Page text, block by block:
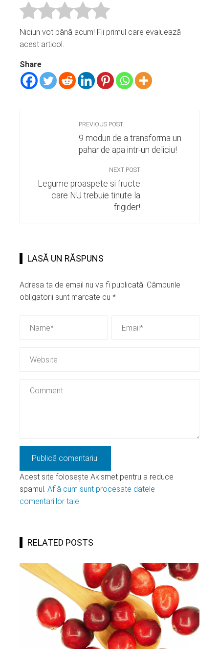
Niciun vot până acum! Fii primul care evaluează
acest articol.
Share
PREVIOUS POST
9 moduri de a transforma un
pahar de apa intr-un deliciu!
NEXT POST
Legume proaspete si fructe
care NU trebuie tinute la
frigider!
LASĂ UN RĂSPUNS
Adresa ta de email nu va fi publicată. Câmpurile
obligatorii sunt marcate cu *
Acest site folosește Akismet pentru a reduce
spamul. Află cum sunt procesate datele
comentariilor tale.
RELATED POSTS